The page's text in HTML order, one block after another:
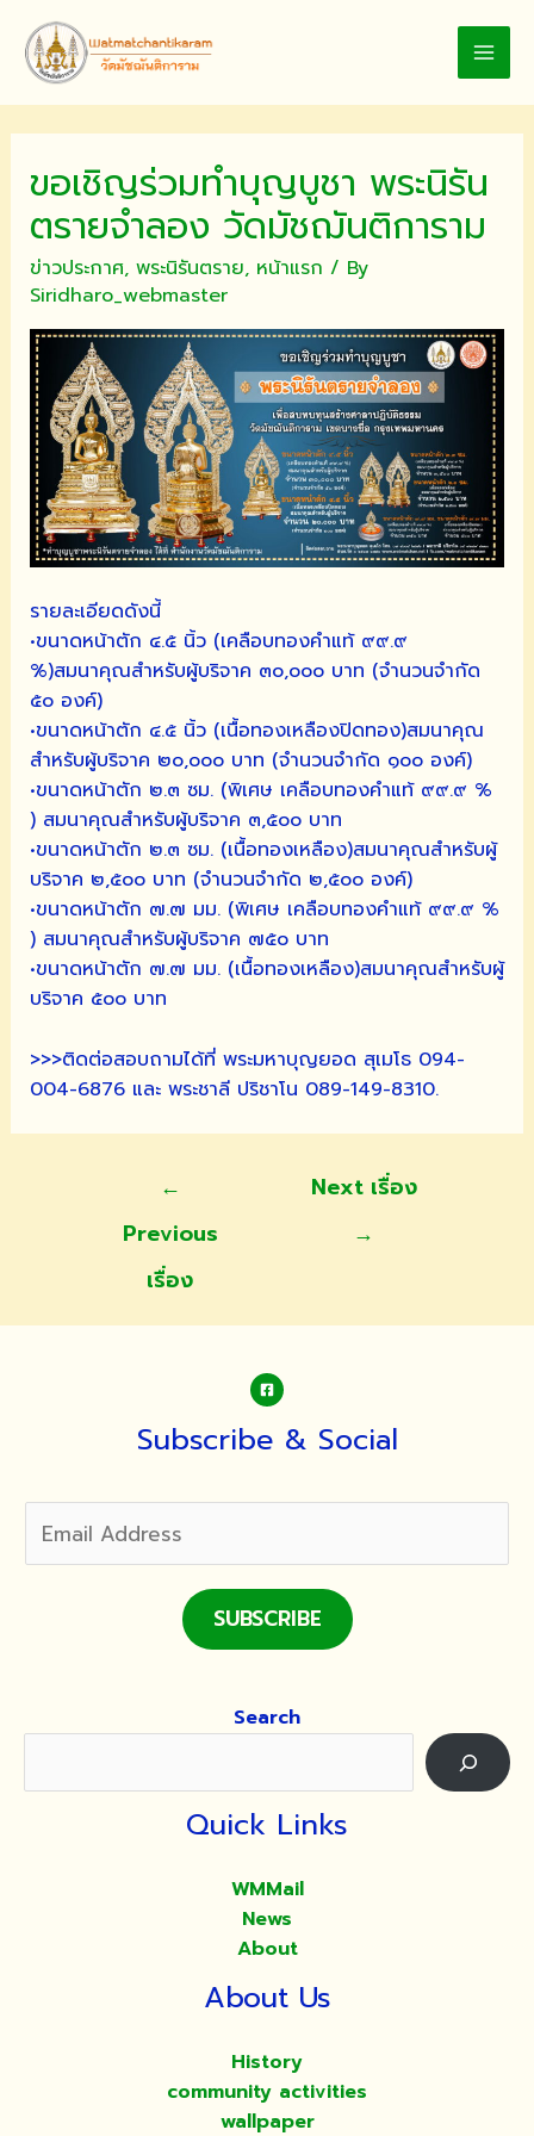
content
ขอเชิญร่วมทำบุญบูชา พระนิรัน
ตรายจำลอง วัดมัชฌันติการาม
ข่าวประกาศ, พระนิรันตราย, หน้าแรก / By
Siridharo_webmaster
รายละเอียดดังนี้
•ขนาดหน้าตัก ๔.๕ นิ้ว (เคลือบทองคำแท้ ๙๙.๙
%)สมนาคุณสำหรับผู้บริจาค ๓๐,๐๐๐ บาท (จำนวนจำกัด
๕๐ องค์)
•ขนาดหน้าตัก ๔.๕ นิ้ว (เนื้อทองเหลืองปิดทอง)สมนาคุณ
สำหรับผู้บริจาค ๒๐,๐๐๐ บาท (จำนวนจำกัด ๑๐๐ องค์)
•ขนาดหน้าตัก ๒.๓ ซม. (พิเศษ เคลือบทองคำแท้ ๙๙.๙ %
) สมนาคุณสำหรับผู้บริจาค ๓,๕๐๐ บาท
•ขนาดหน้าตัก ๒.๓ ซม. (เนื้อทองเหลือง)สมนาคุณสำหรับผู้
บริจาค ๒,๕๐๐ บาท (จำนวนจำกัด ๒,๕๐๐ องค์)
•ขนาดหน้าตัก ๗.๗ มม. (พิเศษ เคลือบทองคำแท้ ๙๙.๙ %
) สมนาคุณสำหรับผู้บริจาค ๗๕๐ บาท
•ขนาดหน้าตัก ๗.๗ มม. (เนื้อทองเหลือง)สมนาคุณสำหรับผู้
บริจาค ๕๐๐ บาท
>>>ติดต่อสอบถามได้ที่ พระมหาบุญยอด สุเมโธ 094-
004-6876 และ พระชาลี ปริชาโน 089-149-8310.
←
Previous
เรื่อง
Next เรื่อง
→
Subscribe & Social
SUBSCRIBE
Search
Quick Links
WMMail
News
About
About Us
History
community activities
wallpaper